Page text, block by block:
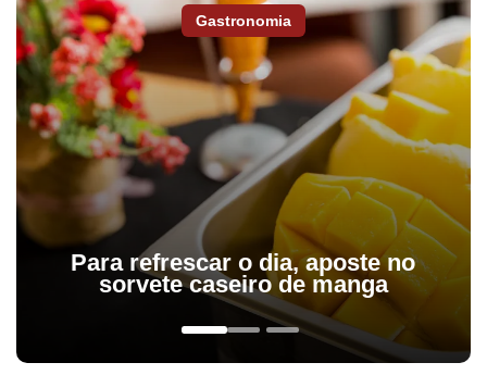
Gastronomia
Para refrescar o dia, aposte no
sorvete caseiro de manga